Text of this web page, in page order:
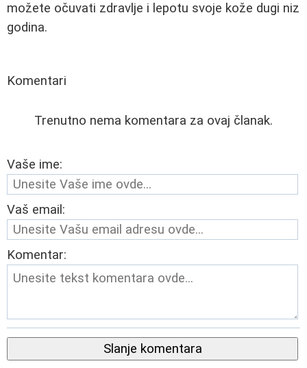
možete očuvati zdravlje i lepotu svoje kože dugi niz
godina.
Komentari
Trenutno nema komentara za ovaj članak.
Vaše ime:
Vaš email:
Komentar:
Slanje komentara